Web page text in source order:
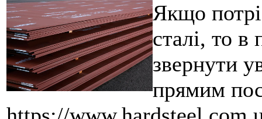
Якщо
сталі, то в
звернути
прямим